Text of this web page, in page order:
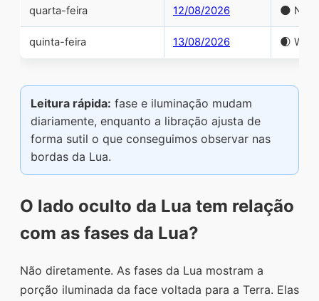
quarta-feira 12/08/2026 🌑
quinta-feira 13/08/2026 🌒
Leitura rápida: fase e iluminação mudam
diariamente, enquanto a libração ajusta de
forma sutil o que conseguimos observar nas
bordas da Lua.
O lado oculto da Lua tem relação
com as fases da Lua?
Não diretamente. As fases da Lua mostram a
porção iluminada da face voltada para a Terra. Elas